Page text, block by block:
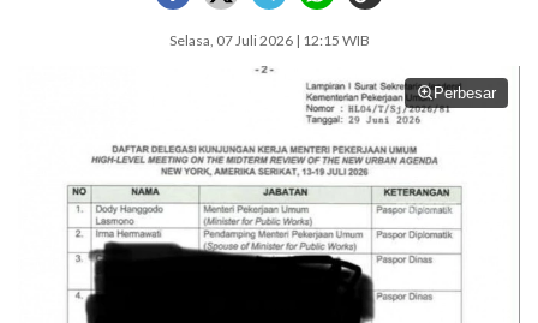
Selasa, 07 Juli 2026 | 12:15 WIB
Perbesar